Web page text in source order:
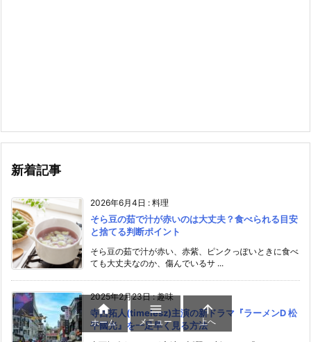
新着記事
2026年6月4日 : 料理
そら豆の茹で汁が赤いのは大丈夫？食べられる目安
と捨てる判断ポイント
そら豆の茹で汁が赤い、赤紫、ピンクっぽいときに食べ
ても大丈夫なのか、傷んでいるサ ...
2025年2月23日:趣味
寺西拓人(timelesz)主演の新ドラマ『ラーメンD 松
平國光』を一足早く見る方法

ホーム

メニュー

上へ